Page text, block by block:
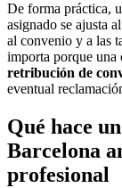
De forma práctica,
asignado se ajusta al
al convenio y a las
importa porque una
retribución de
eventual
Qué hace
Barcelona
profesional